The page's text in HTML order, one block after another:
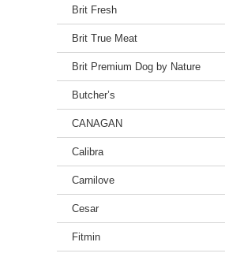
Brit Fresh
Brit True Meat
Brit Premium Dog by Nature
Butcher’s
CANAGAN
Calibra
Carnilove
Cesar
Fitmin